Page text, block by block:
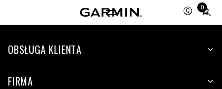
0
Total
items
cart:
OBSŁUGA KLIENTA
FIRMA